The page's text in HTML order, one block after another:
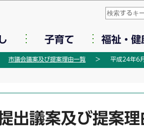
このページの
子育て 福祉・健
市議会議案及び提案理由一覧 平成24年6
出議案及び提案理